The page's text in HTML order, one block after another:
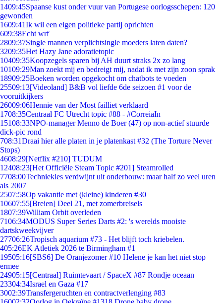
1409:45Spaanse kust onder vuur van Portugese oorlogsschepen: 120
gewonden
1609:41Ik wil een eigen politieke partij oprichten
609:38Echt wrf
2809:37Single mannen verplichtsingle moeders laten daten?
3209:35Het Hazy Jane adoratietopic
10409:35Koopzegels sparen bij AH duurt straks 2x zo lang
10109:29Man zoekt mij en bedreigt mij, nadat ik met zijn zoon sprak
18909:25Boeken worden opgekocht om chatbots te voeden
25509:13[Videoland] B&B vol liefde 6de seizoen #1 voor de
vooruitkijkers
26009:06Hennie van der Most failliet verklaard
1708:35Centraal FC Utrecht topic #88 - #CorreiaIn
15108:33NPO-manager Menno de Boer (47) op non-actief stuurde
dick-pic rond
708:31Draai hier alle platen in je platenkast #32 (The Torture Never
Stops)
4608:29[Netflix #210] TUDUM
12408:23[Het Officiële Steam Topic #201] Steamrolled
7708:00Techniekles verdwijnt uit onderbouw: maar half zo veel uren
als 2007
2507:58Op vakantie met (kleine) kinderen #30
10607:55[Breien] Deel 21, met zomerbreisels
1807:39William Orbit overleden
7106:34MODUS Super Series Darts #2: 's werelds mooiste
dartskweekvijver
27706:26Tropisch aquarium #73 - Het blijft toch kriebelen.
405:26EK Atletiek 2026 te Birmingham #1
19505:16[SBS6] De Oranjezomer #10 Helene je kan het niet stop
ermee
24905:15[Centraal] Ruimtevaart / SpaceX #87 Rondje oceaan
23304:34Israel en Gaza #17
3002:39Transfergeruchten en contractverlenging #83